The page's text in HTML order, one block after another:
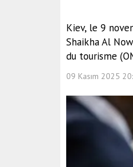
Kiev, le 9
Shaikha Al
du tourisme
09 Kasım 2025